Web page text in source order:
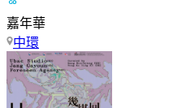
嘉年華
中環